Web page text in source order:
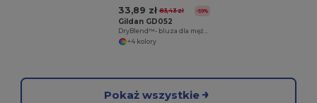
33,89 zł 83,43 zł -59%
Gildan GD052
DryBlend™- bluza dla mężczyzny
+4 kolory
Pokaż wszystkie